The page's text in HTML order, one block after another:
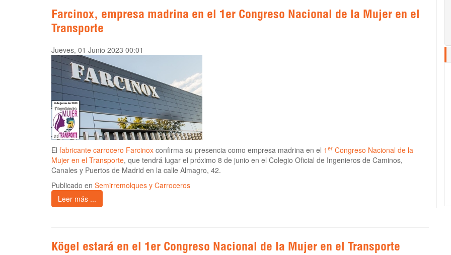
Farcinox, empresa madrina en el 1er Congreso Nacional de la Mujer en el
Transporte
Jueves, 01 Junio 2023 00:01
El fabricante carrocero Farcinox confirma su presencia como empresa madrina en el 1 er Congreso Nacional de la
Mujer en el Transporte, que tendrá lugar el próximo 8 de junio en el Colegio Oficial de Ingenieros de Caminos,
Canales y Puertos de Madrid en la calle Almagro, 42.
Publicado en Semirremolques y Carroceros
Leer más ...
Kögel estará en el 1er Congreso Nacional de la Mujer en el Transporte